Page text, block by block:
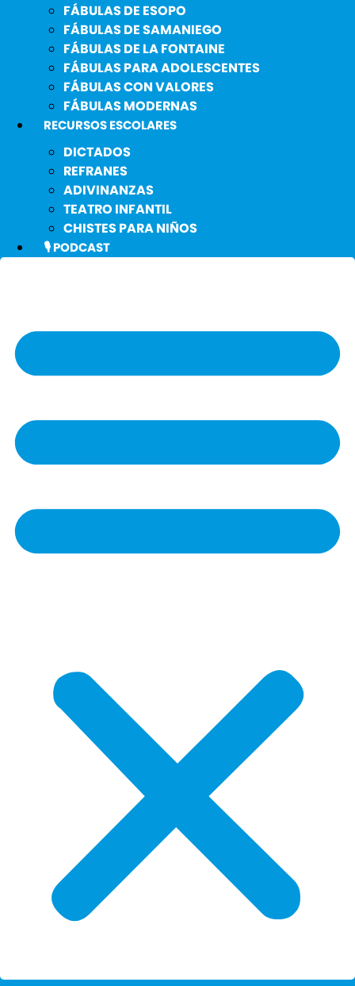
FÁBULAS DE ESOPO
FÁBULAS DE SAMANIEGO
FÁBULAS DE LA FONTAINE
FÁBULAS PARA ADOLESCENTES
FÁBULAS CON VALORES
FÁBULAS MODERNAS
RECURSOS ESCOLARES
DICTADOS
REFRANES
ADIVINANZAS
TEATRO INFANTIL
CHISTES PARA NIÑOS
🎙️ PODCAST